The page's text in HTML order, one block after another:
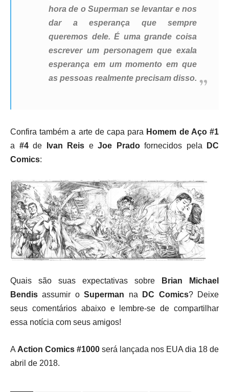
hora de o Superman se levantar e nos
dar a esperança que sempre
queremos dele. É uma grande coisa
escrever um personagem que exala
esperança em um momento em que
as pessoas realmente precisam disso.
Confira também a arte de capa para Homem de Aço #1
a #4de Ivan Reis e Joe Pradofornecidos pela
DC
Comics:
Quais são suas expectativas sobre
Brian Michael
Bendis assumir oSuperman na DC Comics? Deixe
seus comentários abaixo e lembre-se de compartilhar
essa notícia com seus amigos!
AAction Comics #1000 será lançada nos EUA dia 18 de
abril de 2018.